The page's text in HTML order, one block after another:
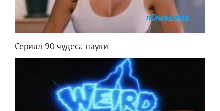
Сериал 90 чудеса науки